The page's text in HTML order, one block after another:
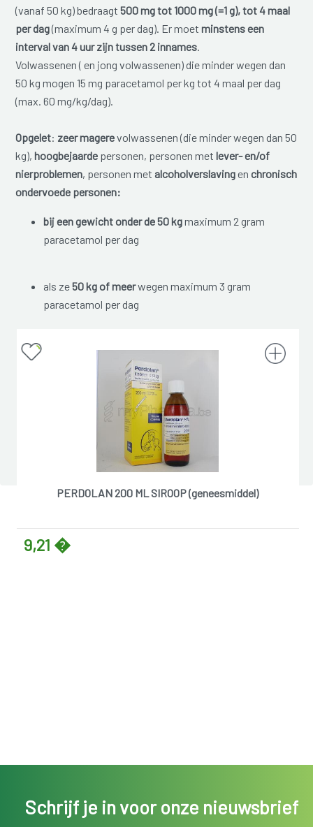
(vanaf 50 kg) bedraagt500 mg tot 1000 mg (=1 g), tot 4 maal
per dag(maximum 4 g per dag). Er moetminstens een
interval van 4 uur zijn tussen 2 innames.
Volwassenen ( en jong volwassenen) die minder wegen dan
50 kg mogen 15 mg paracetamol per kg tot 4 maal per dag
(max. 60 mg/kg/dag).
Opgelet: zeer magerevolwassenen (die minder wegen dan 50
kg),hoogbejaarde personen, personen metlever- en/of
nierproblemen, personen met alcoholverslavingenchronisch
ondervoede personen:
bij een gewicht onder de 50 kgmaximum 2 gram
paracetamol per dag
als ze50 kg of meerwegen maximum 3 gram
paracetamol per dag
PERDOLAN 200 ML SIROOP (geneesmiddel)
9,21 �
Schrijf je in voor onze nieuwsbrief